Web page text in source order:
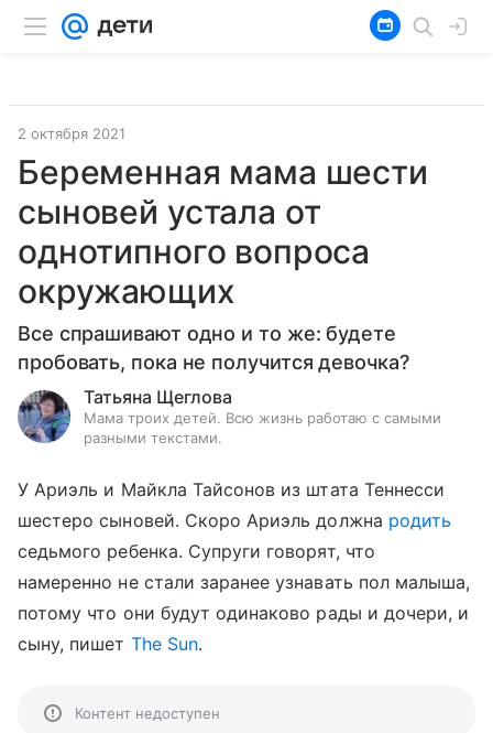
2 октября 2021
Беременная мама шести
сыновей устала от
однотипного вопроса
окружающих
Все спрашивают одно и то же: будете
пробовать, пока не получится девочка?
Татьяна Щеглова
Мама троих детей. Всю жизнь работаю с самыми
разными текстами.
У Ариэль и Майкла Тайсонов из штата Теннесси
шестеро сыновей. Скоро Ариэль должна родить
седьмого ребенка. Супруги говорят, что
намеренно не стали заранее узнавать пол малыша,
потому что они будут одинаково рады и дочери, и
сыну, пишет The Sun.
Контент недоступен